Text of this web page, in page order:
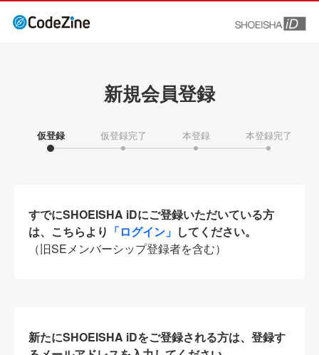
新規会員登録
仮登録 仮登録完了 本登録 本登録完了
すでにSHOEISHA iDにご登録いただいている方
は、こちらより 「ログイン」 してください。
（旧SEメンバーシップ登録者を含む）
新たにSHOEISHA iDをご登録される方は、登録す